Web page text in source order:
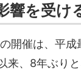
響を受け
開催は、平
来、8年ぶり